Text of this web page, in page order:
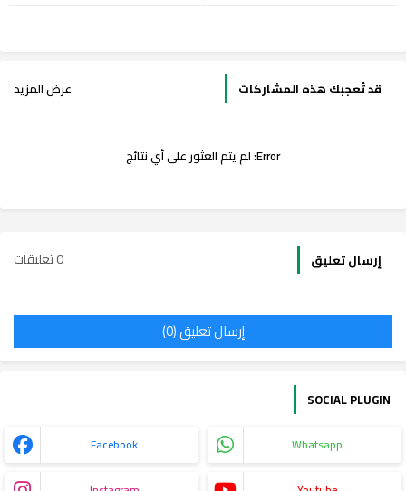
قد تُعجبك هذه المشاركات عرض المزيد
Error: لم يتم العثور على أي نتائج
إرسال تعليق 0 تعليقات
إرسال تعليق (0)
SOCIAL PLUGIN
Facebook Whatsapp